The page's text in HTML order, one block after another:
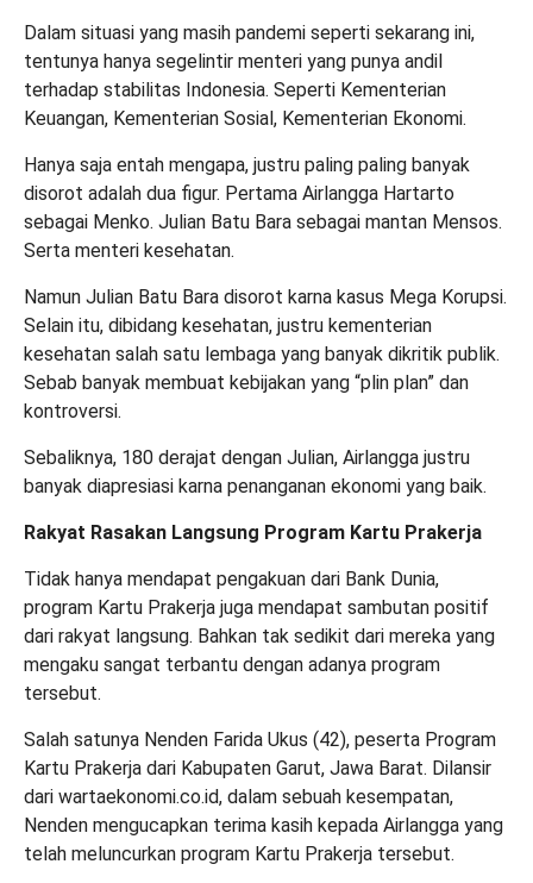
Dalam situasi yang masih pandemi seperti sekarang ini,
tentunya hanya segelintir menteri yang punya andil
terhadap stabilitas Indonesia. Seperti Kementerian
Keuangan, Kementerian Sosial, Kementerian Ekonomi.
Hanya saja entah mengapa, justru paling paling banyak
disorot adalah dua figur. Pertama Airlangga Hartarto
sebagai Menko. Julian Batu Bara sebagai mantan Mensos.
Serta menteri kesehatan.
Namun Julian Batu Bara disorot karna kasus Mega Korupsi.
Selain itu, dibidang kesehatan, justru kementerian
kesehatan salah satu lembaga yang banyak dikritik publik.
Sebab banyak membuat kebijakan yang “plin plan” dan
kontroversi.
Sebaliknya, 180 derajat dengan Julian, Airlangga justru
banyak diapresiasi karna penanganan ekonomi yang baik.
Rakyat Rasakan Langsung Program Kartu Prakerja
Tidak hanya mendapat pengakuan dari Bank Dunia,
program Kartu Prakerja juga mendapat sambutan positif
dari rakyat langsung. Bahkan tak sedikit dari mereka yang
mengaku sangat terbantu dengan adanya program
tersebut.
Salah satunya Nenden Farida Ukus (42), peserta Program
Kartu Prakerja dari Kabupaten Garut, Jawa Barat. Dilansir
dari wartaekonomi.co.id, dalam sebuah kesempatan,
Nenden mengucapkan terima kasih kepada Airlangga yang
telah meluncurkan program Kartu Prakerja tersebut.